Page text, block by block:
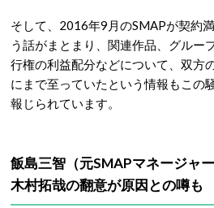
そして、2016年9月のSMAPが契約
う話がまとまり、関連作品、グルー
行権の利益配分などについて、双方
にまで至っていたという情報もこの
報じられています。
飯島三智（元SMAPマネージャ
木村拓哉の翻意が原因との噂も